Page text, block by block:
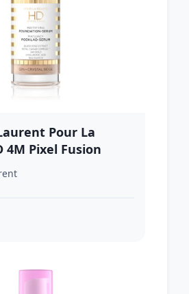
Pour La
4M Pixel Fusion
podkladové sérum